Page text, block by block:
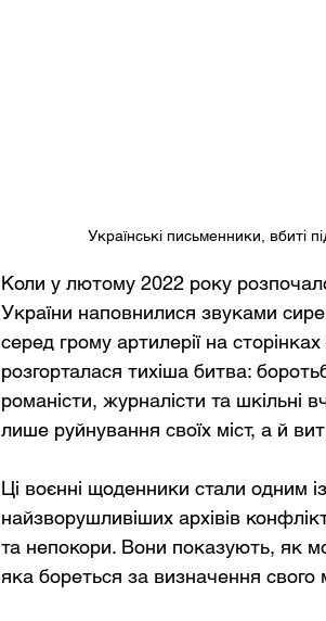
Українські письменники, вбиті
Коли у лютому 2022 року
України наповнилися звуками
серед грому артилерії на
розгорталася тихіша битва:
романісти, журналісти та шкільні
лише руйнування своїх міст, а й
Ці воєнні щоденники стали одним
найзворушливіших архівів
та непокори. Вони показують, як
яка бореться за визначення свого